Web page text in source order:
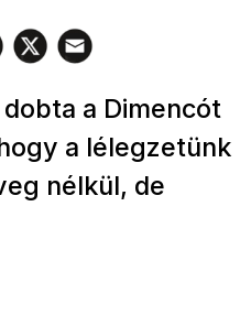
a Dimencót
a lélegzetünk
nélkül, de